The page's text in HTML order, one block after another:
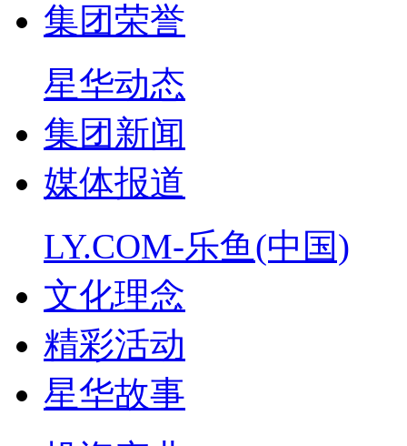
集团荣誉
星华动态
集团新闻
媒体报道
LY.COM-乐鱼(中国)
文化理念
精彩活动
星华故事